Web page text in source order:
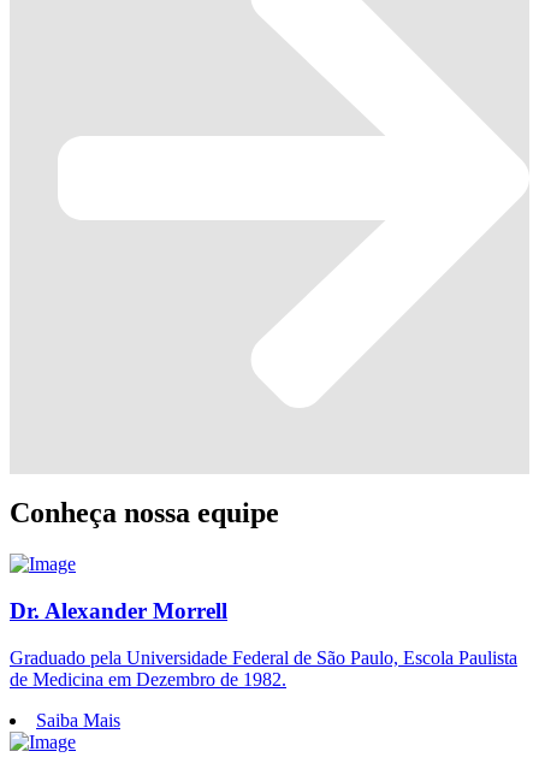
Conheça nossa equipe
Dr. Alexander Morrell
Graduado pela Universidade Federal de São Paulo, Escola Paulista
de Medicina em Dezembro de 1982.
Saiba Mais